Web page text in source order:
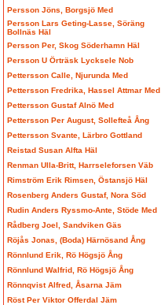
Persson Jöns, Borgsjö Med
Persson Lars Geting-Lasse, Söräng
Bollnäs Häl
Persson Per, Skog Söderhamn Häl
Persson U Örträsk Lycksele Nob
Pettersson Calle, Njurunda Med
Pettersson Fredrika, Hassel Attmar Med
Pettersson Gustaf Alnö Med
Pettersson Per August, Sollefteå Ång
Pettersson Svante, Lärbro Gottland
Reistad Susan Alfta Häl
Renman Ulla-Britt, Harrseleforsen Väb
Rimström Erik Rimsen, Östansjö Häl
Rosenberg Anders Gustaf, Nora Söd
Rudin Anders Ryssmo-Ante, Stöde Med
Rådberg Joel, Sandviken Gäs
Röjås Jonas, (Boda) Härnösand Ång
Rönnlund Erik, Rö Högsjö Ång
Rönnlund Walfrid, Rö Högsjö Ång
Rönnqvist Alfred, Åsarna Jäm
Röst Per Viktor Offerdal Jäm